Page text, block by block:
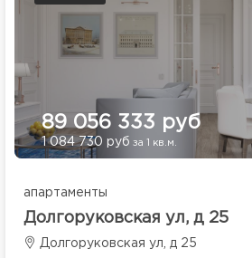
89 056 333 руб
1 084 730 руб за 1 кв.м.
апартаменты
Долгоруковская ул, д 25
Долгоруковская ул, д 25